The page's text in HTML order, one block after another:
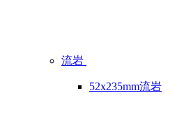
流岩
52x235mm流岩